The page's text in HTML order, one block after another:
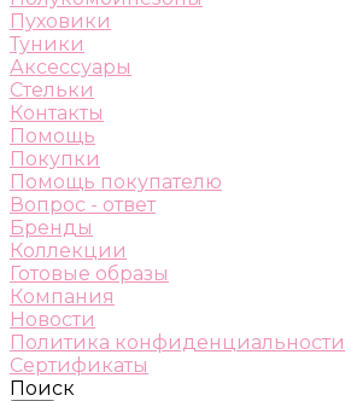
Пуховики
Туники
Аксессуары
Стельки
Контакты
Помощь
Покупки
Помощь покупателю
Вопрос - ответ
Бренды
Коллекции
Готовые образы
Компания
Новости
Политика конфиденциальности
Сертификаты
Поиск